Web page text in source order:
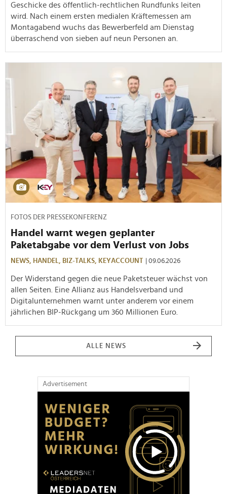
Geschicke des öffentlich-rechtlichen Rundfunks leiten
wird. Nach einem ersten medialen Kräftemessen am
Montagabend wuchs das Bewerberfeld am Dienstag
überraschend von sieben auf neun Personen an.
FOTOS DER PRESSEKONFERENZ
Handel warnt wegen geplanter
Paketabgabe vor dem Verlust von Jobs
NEWS, HANDEL, BIZ-TALKS, KEYACCOUNT | 09.06.2026
Der Widerstand gegen die neue Paketsteuer wächst von
allen Seiten. Eine Allianz aus Handelsverband und
Digitalunternehmen warnt unter anderem vor einem
jährlichen BIP-Rückgang um 360 Millionen Euro.
ALLE NEWS
Advertisement